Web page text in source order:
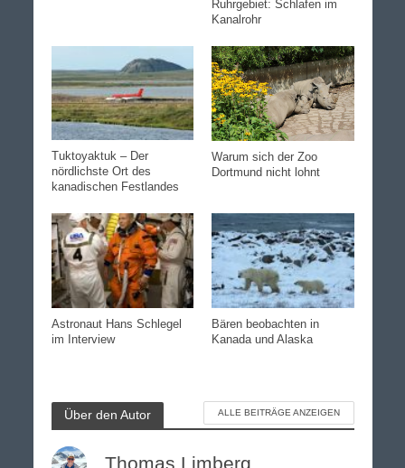
Ruhrgebiet: Schlafen im
Kanalrohr
Tuktoyaktuk – Der
nördlichste Ort des
kanadischen Festlandes
Warum sich der Zoo
Dortmund nicht lohnt
Astronaut Hans Schlegel
im Interview
Bären beobachten in
Kanada und Alaska
Über den Autor ALLE BEITRÄGE ANZEIGEN
Thomas Limberg